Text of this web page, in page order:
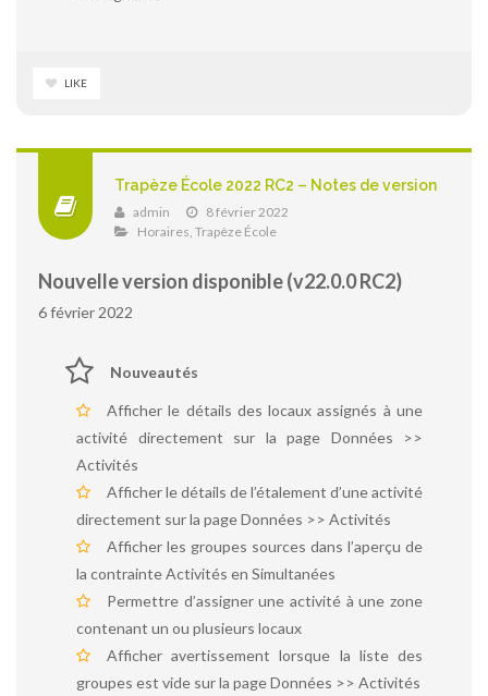
LIKE
Trapèze École 2022 RC2 – Notes de version
admin
8 février 2022
Horaires, Trapèze École
Nouvelle version disponible (v22.0.0 RC2)
6 février 2022
Nouveautés
Afficher le détails des locaux assignés à une
activité directement sur la page Données >>
Activités
Afficher le détails de l’étalement d’une activité
directement sur la page Données >> Activités
Afficher les groupes sources dans l’aperçu de
la contrainte Activités en Simultanées
Permettre d’assigner une activité à une zone
contenant un ou plusieurs locaux
Afficher avertissement lorsque la liste des
groupes est vide sur la page Données >> Activités